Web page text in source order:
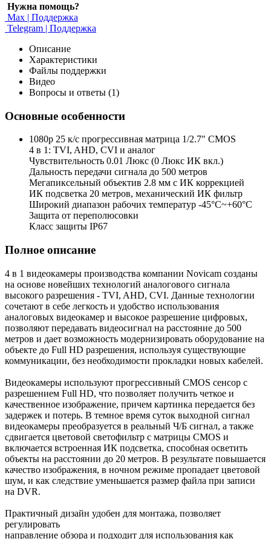
Нужна помощь?
Max | Поддержка
Telegram | Поддержка
Описание
Характеристики
Файлы поддержки
Видео
Вопросы и ответы (1)
Основные особенности
1080p 25 к/с прогрессивная матрица 1/2.7" CMOS
4 в 1: TVI, AHD, CVI и аналог
Чувствительность 0.01 Люкс (0 Люкс ИК вкл.)
Дальность передачи сигнала до 500 метров
Мегапиксельный объектив 2.8 мм с ИК коррекцией
ИК подсветка 20 метров, механический ИК фильтр
Широкий диапазон рабочих температур -45°С~+60°С
Защита от переполюсовки
Класс защиты IP67
Полное описание
4 в 1 видеокамеры производства компании Novicam созданы
на основе новейших технологий аналогового сигнала
высокого разрешения - TVI, AHD, CVI. Данные технологии
сочетают в себе легкость и удобство использования
аналоговых видеокамер и высокое разрешение цифровых,
позволяют передавать видеосигнал на расстояние до 500
метров и дает возможность модернизировать оборудование на
объекте до Full HD разрешения, используя существующие
коммуникации, без необходимости прокладки новых кабелей.
Видеокамеры используют прогрессивный CMOS сенсор c
разрешением Full HD, что позволяет получить четкое и
качественное изображение, причем картинка передается без
задержек и потерь. В темное время суток выходной сигнал
видеокамеры преобразуется в реальный Ч/Б сигнал, а также
сдвигается цветовой светофильтр с матрицы CMOS и
включается встроенная ИК подсветка, способная осветить
объекты на расстоянии до 20 метров. В результате повышается
качество изображения, в ночном режиме пропадает цветовой
шум, и как следствие уменьшается размер файла при записи
на DVR.
Практичный дизайн удобен для монтажа, позволяет
регулировать
направление обзора и подходит для использования как